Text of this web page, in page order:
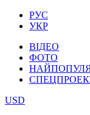
РУС
УКР
ВІДЕО
ФОТО
USD